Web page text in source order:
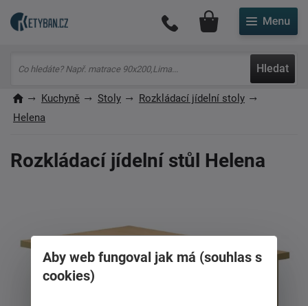
Hledat
Můj účet
Kuchyně Stoly
Rozkládací jídelní stoly
Helena
Rozkládací jídelní stůl Helena
Aby web fungoval jak má (souhlas s
cookies)